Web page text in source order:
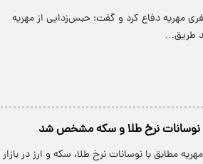
مهریه دفاع کرد و گفت: حبس‌زدایی از مهریه
طریق…
نوسانات نرخ طلا و سکه مشخص شد
مطابق با نوسانات نرخ طلا، سکه و ارز در بازار